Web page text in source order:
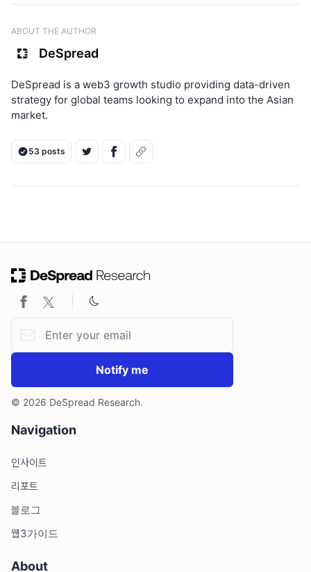
ABOUT THE AUTHOR
DeSpread
DeSpread is a web3 growth studio providing data-driven
strategy for global teams looking to expand into the Asian
market.
53 posts
2. Swarm 실행 환경 세팅
3. 프로토콜 계정 생성 및 로그인
5. Swarm.pem 파일 다운로드
6. 내 노드 상태 확인하기
Notify me
© 2026 DeSpread Research.
Navigation
인사이트
리포트
블로그
웹3가이드
About